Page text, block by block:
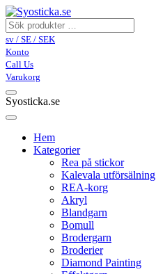
sv / SE / SEK
Konto
Call Us
Varukorg
Syosticka.se
Hem
Kategorier
Rea på stickor
Kalevala utförsälning
REA-korg
Akryl
Blandgarn
Bomull
Brodergarn
Broderier
Diamond Painting